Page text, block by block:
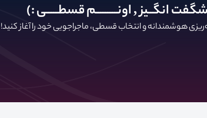
انگــیز , اونـــــــــم قسطـــــی :)
هوشمندانه و انتخاب قسطی، ماجراجویی خود را آغاز کنید!